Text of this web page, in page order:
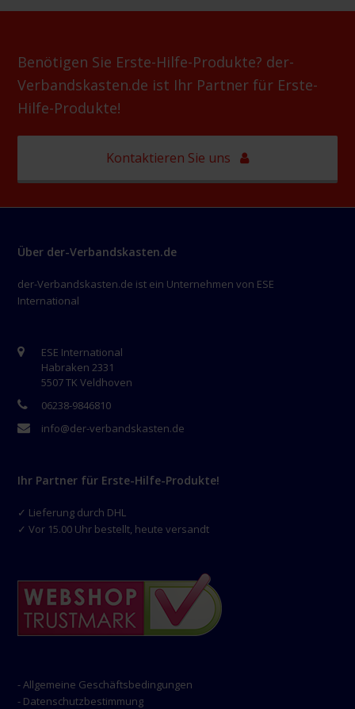
Benötigen Sie Erste-Hilfe-Produkte? der-
Verbandskasten.de ist Ihr Partner für Erste-
Hilfe-Produkte!
Kontaktieren Sie uns
Über der-Verbandskasten.de
der-Verbandskasten.de ist ein Unternehmen von ESE
International
ESE International
Habraken 2331
5507 TK Veldhoven
06238-9846810
info@der-verbandskasten.de
Ihr Partner für Erste-Hilfe-Produkte!
✓ Lieferung durch DHL
✓ Vor 15.00 Uhr bestellt, heute versandt
- Allgemeine Geschäftsbedingungen
- Datenschutzbestimmung